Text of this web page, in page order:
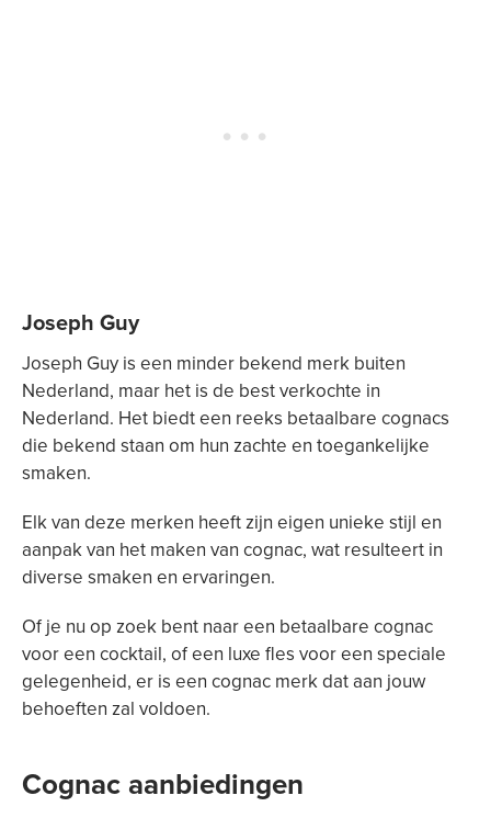
Joseph Guy
Joseph Guy is een minder bekend merk buiten
Nederland, maar het is de best verkochte in
Nederland. Het biedt een reeks betaalbare cognacs
die bekend staan om hun zachte en toegankelijke
smaken.
Elk van deze merken heeft zijn eigen unieke stijl en
aanpak van het maken van cognac, wat resulteert in
diverse smaken en ervaringen.
Of je nu op zoek bent naar een betaalbare cognac
voor een cocktail, of een luxe fles voor een speciale
gelegenheid, er is een cognac merk dat aan jouw
behoeften zal voldoen.
Cognac aanbiedingen